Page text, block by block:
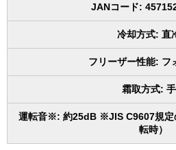
JANコード:
冷却方式: 直
フリーザー性能: フ
霜取方式:
運転音※: 約25dB ※JIS C9607規定
転時）